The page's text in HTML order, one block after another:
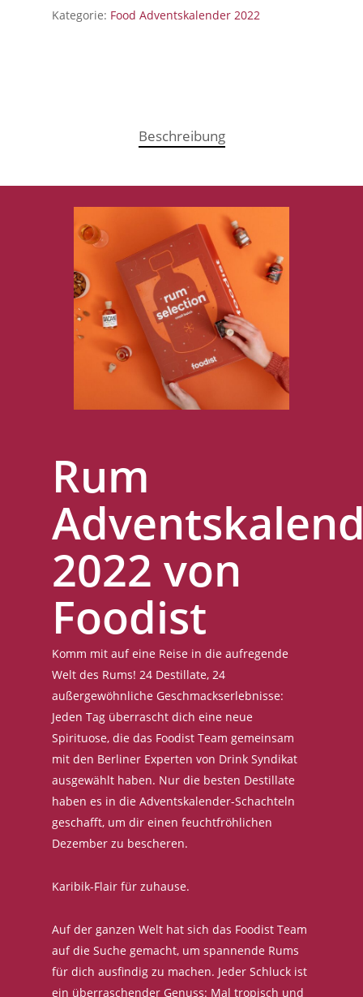
Kategorie: Food Adventskalender 2022
Beschreibung
Rum
2022 von
Foodist
Komm mit auf eine Reise in die aufregende
Welt des Rums! 24 Destillate, 24
außergewöhnliche Geschmackserlebnisse:
Jeden Tag überrascht dich eine neue
Spirituose, die das Foodist Team gemeinsam
mit den Berliner Experten von Drink Syndikat
ausgewählt haben. Nur die besten Destillate
haben es in die Adventskalender-Schachteln
geschafft, um dir einen feuchtfröhlichen
Dezember zu bescheren.
Karibik-Flair für zuhause.
Auf der ganzen Welt hat sich das Foodist Team
auf die Suche gemacht, um spannende Rums
für dich ausfindig zu machen. Jeder Schluck ist
ein überraschender Genuss: Mal tropisch und